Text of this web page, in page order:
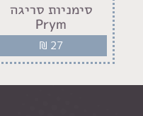
סימניות סריגה
Prym
₪ 27